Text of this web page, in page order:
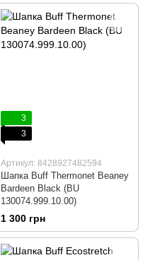
3
3
Артикул: 8428927482594
Шапка Buff Thermonet Beaney
Bardeen Black (BU
130074.999.10.00)
1 300 грн